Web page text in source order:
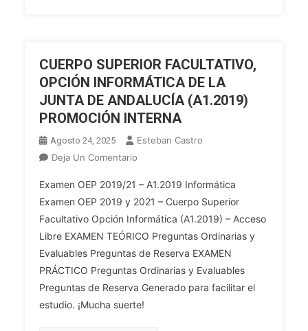
(A2.2012)
(O.E.P.
2022-
2023)
CUERPO SUPERIOR FACULTATIVO,
OPCIÓN INFORMÁTICA DE LA
JUNTA DE ANDALUCÍA (A1.2019)
PROMOCIÓN INTERNA
Agosto 24, 2025
Esteban Castro
Deja Un Comentario
SUPERIOR
FACULTATIVO,
OPCIÓN
INFORMÁTICA
DE
LA
JUNTA
DE
Examen OEP 2019/21 – A1.2019 Informática
Examen OEP 2019 y 2021 – Cuerpo Superior
Facultativo Opción Informática (A1.2019) – Acceso
Libre EXAMEN TEÓRICO Preguntas Ordinarias y
Evaluables Preguntas de Reserva EXAMEN
PRÁCTICO Preguntas Ordinarias y Evaluables
Preguntas de Reserva Generado para facilitar el
estudio. ¡Mucha suerte!